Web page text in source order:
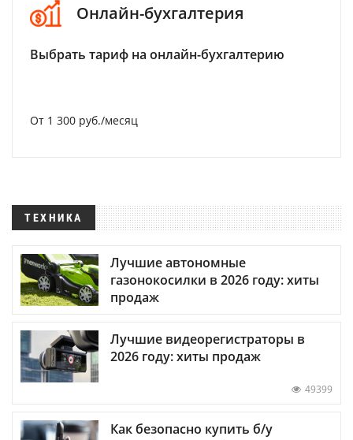
Онлайн-бухгалтерия
Выбрать тариф на онлайн-бухгалтерию
От 1 300 руб./месяц
ТЕХНИКА
Лучшие автономные
газонокосилки в 2026 году: хиты
продаж
Лучшие видеорегистраторы в
2026 году: хиты продаж
49399
Как безопасно купить б/у